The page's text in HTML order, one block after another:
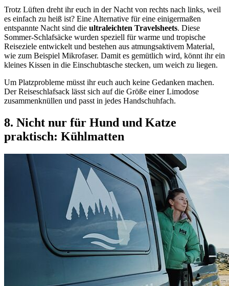
Trotz Lüften dreht ihr euch in der Nacht von rechts nach links, weil
es einfach zu heiß ist? Eine Alternative für eine einigermaßen
entspannte Nacht sind die ultraleichten Travelsheets. Diese
Sommer-Schlafsäcke wurden speziell für warme und tropische
Reiseziele entwickelt und bestehen aus atmungsaktivem Material,
wie zum Beispiel Mikrofaser. Damit es gemütlich wird, könnt ihr ein
kleines Kissen in die Einschubtasche stecken, um weich zu liegen.
Um Platzprobleme müsst ihr euch auch keine Gedanken machen.
Der Reiseschlafsack lässt sich auf die Größe einer Limodose
zusammenknüllen und passt in jedes Handschuhfach.
8. Nicht nur für Hund und Katze
praktisch: Kühlmatten